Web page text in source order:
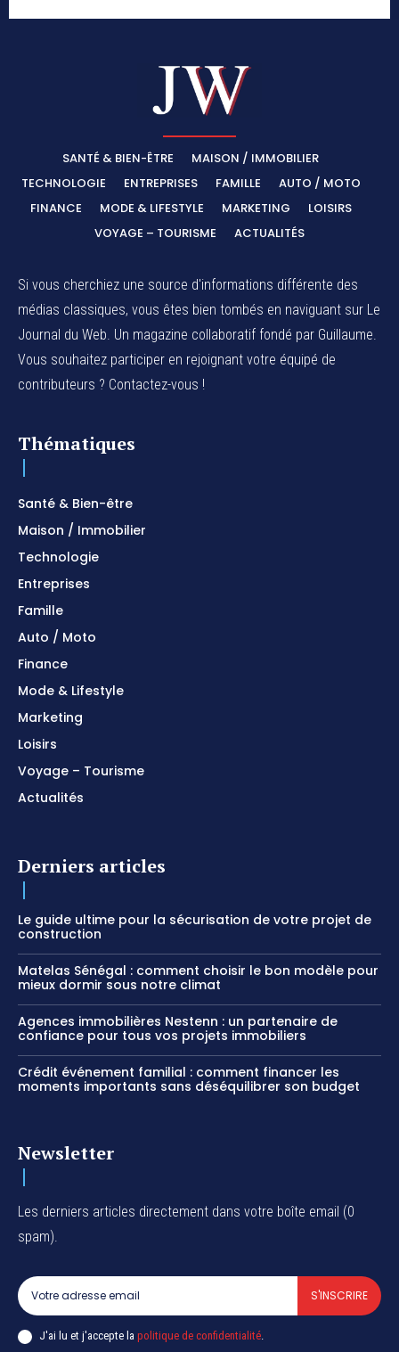
SANTÉ & BIEN-ÊTRE
MAISON / IMMOBILIER
TECHNOLOGIE
ENTREPRISES FAMILLE
AUTO / MOTO
FINANCE
MODE & LIFESTYLE MARKETING
LOISIRS
VOYAGE – TOURISME
ACTUALITÉS
Si vous cherchiez une source d'informations différente des
médias classiques, vous êtes bien tombés en naviguant sur Le
Journal du Web. Un magazine collaboratif fondé par Guillaume.
Vous souhaitez participer en rejoignant votre équipé de
contributeurs ? Contactez-vous !
Thématiques
Santé & Bien-être
Maison / Immobilier
Technologie
Entreprises
Famille
Auto / Moto
Finance
Mode & Lifestyle
Marketing
Loisirs
Voyage – Tourisme
Actualités
Derniers articles
Le guide ultime pour la sécurisation de votre projet de
construction
Matelas Sénégal : comment choisir le bon modèle pour
mieux dormir sous notre climat
Agences immobilières Nestenn : un partenaire de
confiance pour tous vos projets immobiliers
Crédit événement familial : comment financer les
moments importants sans déséquilibrer son budget
Newsletter
Les derniers articles directement dans votre boîte email (0
spam).
S'INSCRIRE
J'ai lu et j'accepte la politique de confidentialité.